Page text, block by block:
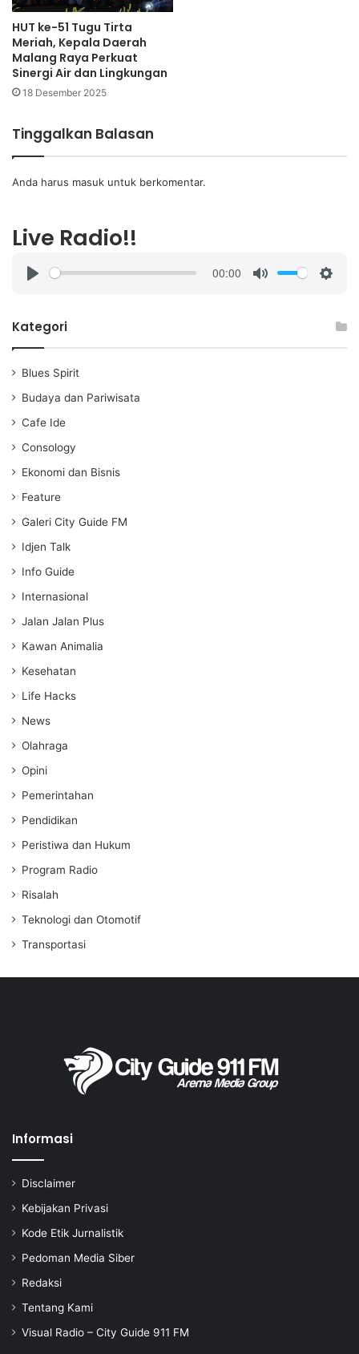
HUT ke-51 Tugu Tirta
Meriah, Kepala Daerah
Malang Raya Perkuat
Sinergi Air dan Lingkungan
18 Desember 2025
Tinggalkan Balasan
Anda harus masuk untuk berkomentar.
Live Radio!!
a
00:00
Kategori
Blues Spirit
Budaya dan Pariwisata
Cafe Ide
Consology
Ekonomi dan Bisnis
Feature
Galeri City Guide FM
Idjen Talk
Info Guide
Internasional
Jalan Jalan Plus
Kawan Animalia
Kesehatan
Life Hacks
News
Olahraga
Opini
Pemerintahan
Pendidikan
Peristiwa dan Hukum
Program Radio
Risalah
Teknologi dan Otomotif
Transportasi
Informasi
Disclaimer
Kebijakan Privasi
Kode Etik Jurnalistik
Pedoman Media Siber
Redaksi
Tentang Kami
Visual Radio – City Guide 911 FM